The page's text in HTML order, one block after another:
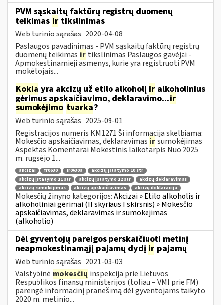
PVM sąskaitų faktūrų registrų duomenų
teikimas ir tikslinimas
Web turinio sąrašas 2020-04-08
Paslaugos pavadinimas - PVM sąskaitų faktūrų registrų
duomenų teikimas ir tikslinimas Paslaugos gavėjai -
Apmokestinamieji asmenys, kurie yra registruoti PVM
mokėtojais...
Kokia yra akcizų už etilo alkoholį ir alkoholinius
gėrimus apskaičiavimo, deklaravimo...ir
sumokėjimo tvarka?
Web turinio sąrašas 2025-09-01
Registracijos numeris KM1271 Ši informacija skelbiama:
Mokesčio apskaičiavimas, deklaravimas irsumokėjimas
Aspektas Komentarai Mokestinis laikotarpis Nuo 2025
m. rugsėjo 1...
akcizai fr0630 fr0630a
akcizų įstatymo 10 str
akcizų įstatymo 11 str
akcizų įstatymo 12 str
akcizų deklaravimas
akcizų sumokėjimas
akcizų apskaičiavimas akcizų deklaracija
Mokesčių žinyno kategorijos:Akcizai » Etilo alkoholis ir
alkoholiniai gėrimai (II skyriaus I skirsnis) » Mokesčio
apskaičiavimas, deklaravimas ir sumokėjimas
(alkoholio)
Dėl gyventojų pareigos perskaičiuoti metinį
neapmokestinamąjį pajamų dydį ir pajamų
Web turinio sąrašas 2021-03-03
Valstybinė mokesčių inspekcija prie Lietuvos
Respublikos finansų ministerijos (toliau – VMI prie FM)
parengė informacinį pranešimą dėl gyventojams taikyto
2020 m. metinio...